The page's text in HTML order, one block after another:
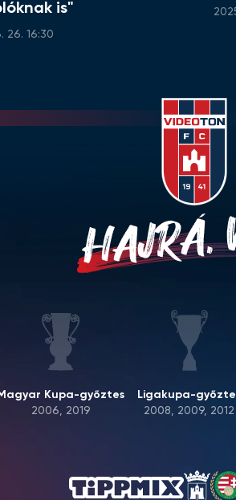
is"
26. 16:30
HAJRÁ,
Kupa-győztes
2006, 2019
Ligakupa-
2008, 2009, 2012